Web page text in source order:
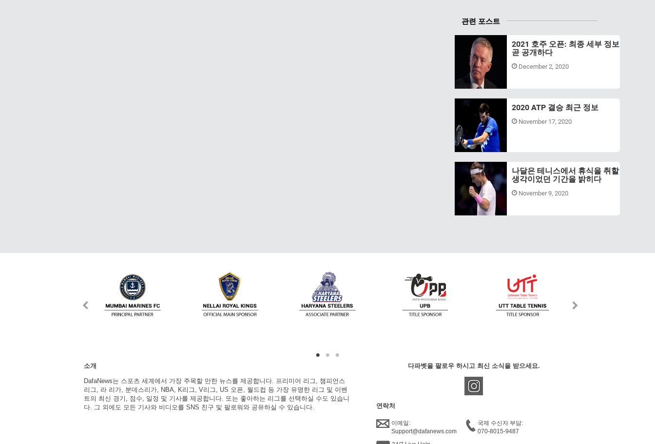
관련 포스트
2021 호주 오픈: 최종 세부 정보
곧 공개하다
December 2, 2020
2020 ATP 결승 최근 정보
November 17, 2020
나달은 테니스에서 휴식을 취할
생각이었던 기간을 밝히다
November 9, 2020
소개
DafaNews는 스포츠 세계에서 가장 주목할 만한 뉴스를 제공합니다. 프리미어 리그, 챔피언스
리그, 라 리가, 분데스리가, NBA, K리그, V리그, US 오픈, 월드컵 등 가장 유명한 리그 및 이벤
트의 최신 경기, 점수, 일정 및 기사를 제공합니다. 또는 좋아하는 리그를 선택하실 수도 있습니
다. 그 외에도 모든 기사와 비디오를 SNS 친구 및 팔로워와 공유하실 수 있습니다.
다파벳을 팔로우 하시고 최신 소식을 받으세요.
연락처
이메일:
Support@dafanews.com
국제 수신자 부담:
070-8015-9487